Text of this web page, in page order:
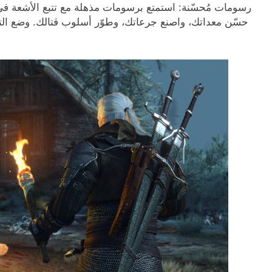
رسومات مُحسّنة: استمتع برسومات مذهلة مع تتبع الأشعة
حسّن معداتك، واصنع جرعاتك، وطوّر أسلوب قتالك. وضع